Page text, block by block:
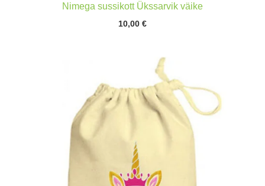
Nimega sussikott Ükssarvik väike
10,00 €